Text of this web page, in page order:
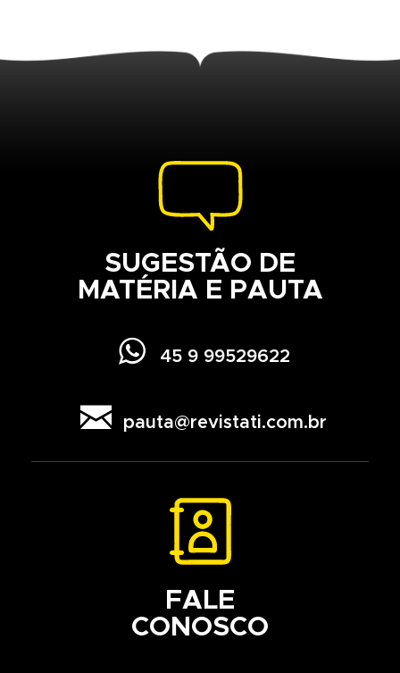
SUGESTÃO DE
MATÉRIA E PAUTA
 45 9 99529622
 pauta@revistati.com.br
FALE
CONOSCO